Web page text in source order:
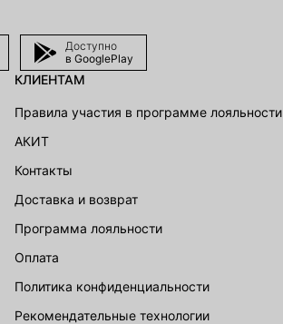
Доступно
в GooglePlay
КЛИЕНТАМ
Правила участия в программе лояльности
АКИТ
Контакты
Доставка и возврат
Программа лояльности
Оплата
Политика конфиденциальности
Рекомендательные технологии